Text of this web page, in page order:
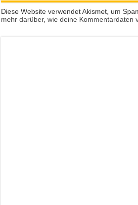
Diese Website verwendet Akismet, um
mehr darüber, wie deine Kommentardaten